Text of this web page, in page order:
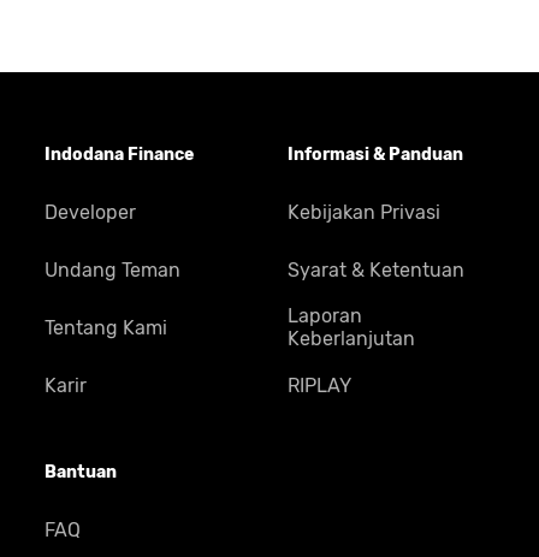
Indodana Finance
Developer
Undang Teman
Tentang Kami
Karir
Bantuan
FAQ
Informasi & Panduan
Kebijakan Privasi
Syarat & Ketentuan
Laporan
Keberlanjutan
RIPLAY